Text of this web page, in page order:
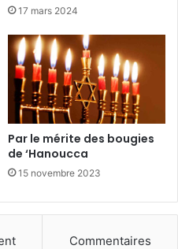
17 mars 2024
Par le mérite des bougies
de ‘Hanoucca
15 novembre 2023
Commentaires